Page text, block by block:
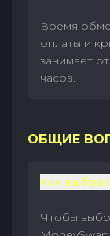
Время
оплаты и
занимает
часов.
ОБЩИЕ
Как
Чтобы